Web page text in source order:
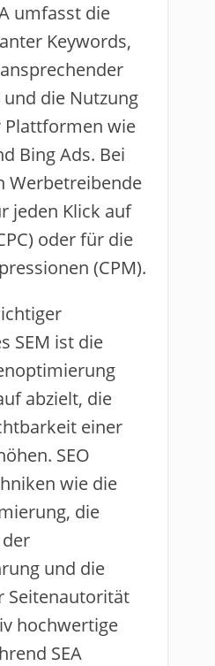
umfasst die
Keywords,
die Nutzung
Plattformen wie
Bing Ads. Bei
Werbetreibende
jeden Klick auf
oder für die
(CPM).
SEM ist die
abzielt, die
einer
SEO
wie die
die
und die
Seitenautorität
hochwertige
SEA